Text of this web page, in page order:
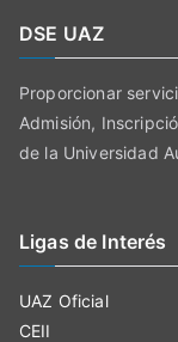
DSE UAZ
Proporcionar
Admisión,
de la Universidad
Ligas de Interés
UAZ Oficial
CEII